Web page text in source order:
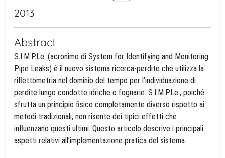
2013
Abstract
S.I.M.P.Le. (acronimo di System for Identifying and Monitoring
Pipe Leaks) è il nuovo sistema ricerca-perdite che utilizza la
riflettometria nel dominio del tempo per l’individuazione di
perdite lungo condotte idriche o fognarie. S.I.M.P.Le., poiché
sfrutta un principio fisico completamente diverso rispetto ai
metodi tradizionali, non risente dei tipici effetti che
influenzano questi ultimi. Questo articolo descrive i principali
aspetti relativi all’implementazione pratica del sistema.